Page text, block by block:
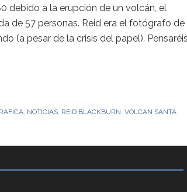
debido a la erupción de un volcán, el
de 57 personas. Reid era el fotógrafo de
(a pesar de la crisis del papel).
, NOTICIAS, REID BLACKBURN, VOLCAN SANTA